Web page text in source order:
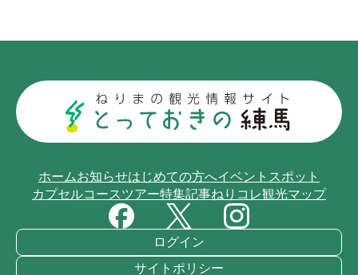
ホームお知らせはじめての方へイベントスポット
カプセルコースツアー特集記事ねりコレ観光マップ
ログイン
サイトポリシー